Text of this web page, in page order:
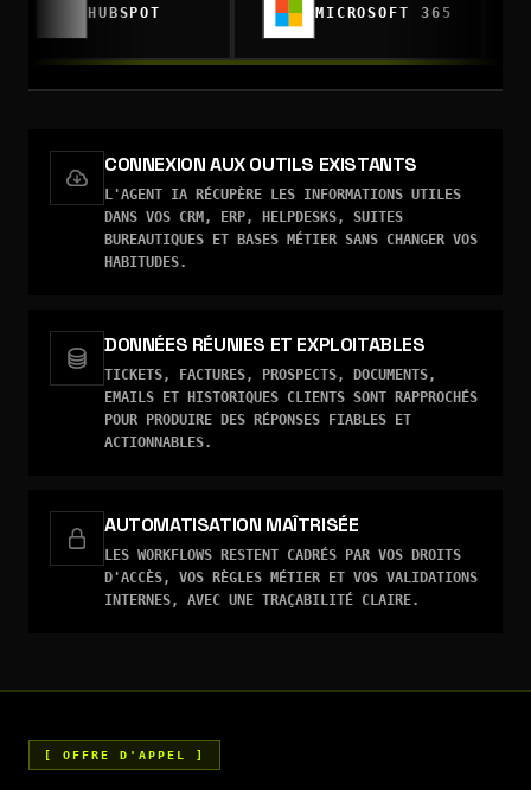
MICROSOFT 365
CONNEXION AUX OUTILS EXISTANTS
L'AGENT IA RÉCUPÈRE LES INFORMATIONS UTILES
DANS VOS CRM, ERP, HELPDESKS, SUITES
BUREAUTIQUES ET BASES MÉTIER SANS CHANGER VOS
HABITUDES.
DONNÉES RÉUNIES ET EXPLOITABLES
TICKETS, FACTURES, PROSPECTS, DOCUMENTS,
EMAILS ET HISTORIQUES CLIENTS SONT RAPPROCHÉS
POUR PRODUIRE DES RÉPONSES FIABLES ET
ACTIONNABLES.
AUTOMATISATION MAÎTRISÉE
LES WORKFLOWS RESTENT CADRÉS PAR VOS DROITS
D'ACCÈS, VOS RÈGLES MÉTIER ET VOS VALIDATIONS
INTERNES, AVEC UNE TRAÇABILITÉ CLAIRE.
[ OFFRE D'APPEL ]